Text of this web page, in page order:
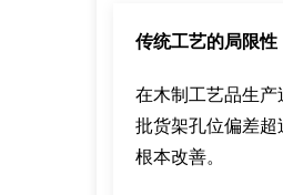
传统工艺的局限性
在木制工艺品生
批货架孔位偏差
根本改善。